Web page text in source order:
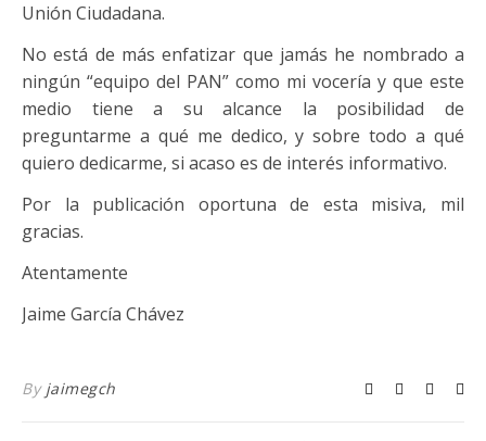
Unión Ciudadana.
No está de más enfatizar que jamás he nombrado a
ningún “equipo del PAN” como mi vocería y que este
medio tiene a su alcance la posibilidad de
preguntarme a qué me dedico, y sobre todo a qué
quiero dedicarme, si acaso es de interés informativo.
Por la publicación oportuna de esta misiva, mil
gracias.
Atentamente
Jaime García Chávez
By jaimegch